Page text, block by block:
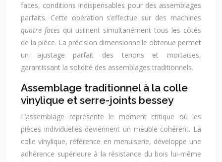
faces, conditions indispensables pour des assemblages
parfaits. Cette opération s’effectue sur des machines
quatre faces qui usiinent simultanément tous les côtés
de la pièce. La précision dimensionnelle obtenue permet
un ajustage parfait des tenons et mortaises,
garantissant la solidité des assemblages traditionnels.
Assemblage traditionnel à la colle
vinylique et serre-joints bessey
L’assemblage représente le moment critique où les
pièces individuelles deviennent un meuble cohérent. La
colle vinylique, référence en menuiserie, développe une
adhérence supérieure à la résistance du bois lui-même